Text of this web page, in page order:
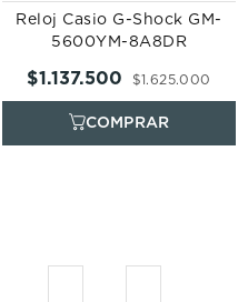
Reloj Casio G-Shock GM-
5600YM-8A8DR
$1.625.000
$1.137.500